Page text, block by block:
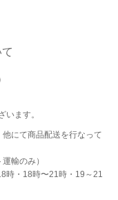
ます。
にて商品配送を行なって
輸のみ）
時・18時〜21時・19～21